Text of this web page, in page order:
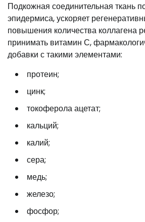
Подкожная соединительная ткань
эпидермиса, ускоряет
повышения количества коллагена
принимать витамин С,
добавки с такими элементами:
протеин;
цинк;
токоферола ацетат;
кальций;
калий;
сера;
медь;
железо;
фосфор;